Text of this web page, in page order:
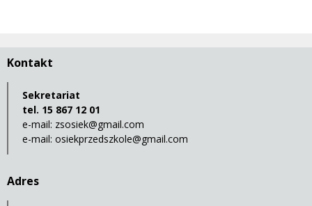
Kontakt
Sekretariat
tel. 15 867 12 01
e-mail: zsosiek@gmail.com
e-mail: osiekprzedszkole@gmail.com
Adres